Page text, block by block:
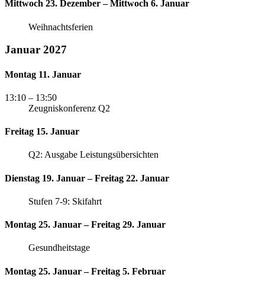
Mittwoch 23. Dezember – Mittwoch 6. Januar
Weihnachtsferien
Januar 2027
Montag 11. Januar
13:10 – 13:50
Zeugniskonferenz Q2
Freitag 15. Januar
Q2: Ausgabe Leistungsübersichten
Dienstag 19. Januar – Freitag 22. Januar
Stufen 7-9: Skifahrt
Montag 25. Januar – Freitag 29. Januar
Gesundheitstage
Montag 25. Januar – Freitag 5. Februar